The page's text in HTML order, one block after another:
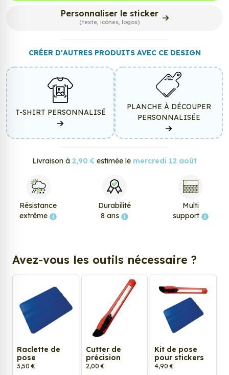
Personnaliser le sticker
(texte, icônes, logos)
CRÉER D'AUTRES PRODUITS AVEC CE DESIGN
T-SHIRT PERSONNALISÉ
PLANCHE À DÉCOUPER
PERSONNALISÉE
Livraison à 2,90 € estimée le mercredi 12 août
Résistance
extrême
Durabilité
8 ans
Multi
support
Avez-vous les outils nécessaire ?
Raclette de
pose
3,50 €
Cutter de
précision
2,00 €
Kit de pose
pour stickers
4,90 €